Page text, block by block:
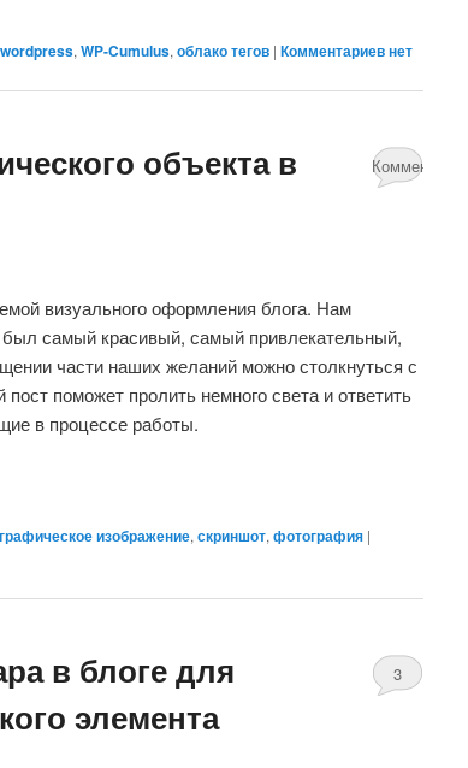
wordpress, WP-Cumulus, облако тегов | Комментариев нет
объекта в
Комментариев
визуального оформления блога. Нам
самый красивый, самый привлекательный,
части наших желаний можно столкнуться с
поможет пролить немного света и ответить
в процессе работы.
графическое изображение, скриншот, фотография |
в блоге для
элемента
3